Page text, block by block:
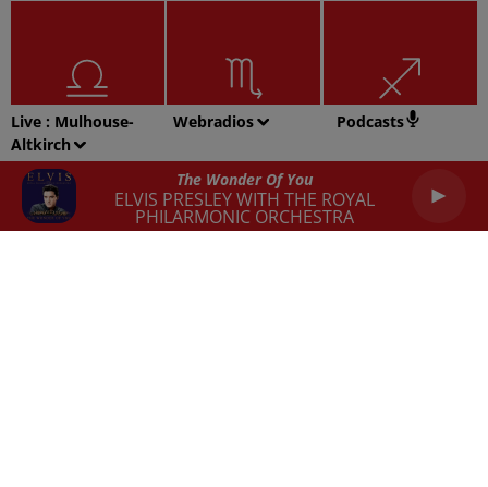
Live : Mulhouse-
Altkirch
Webradios Podcasts
The Wonder Of You
ELVIS PRESLEY WITH THE ROYAL
PHILARMONIC ORCHESTRA
Balance Scorpion